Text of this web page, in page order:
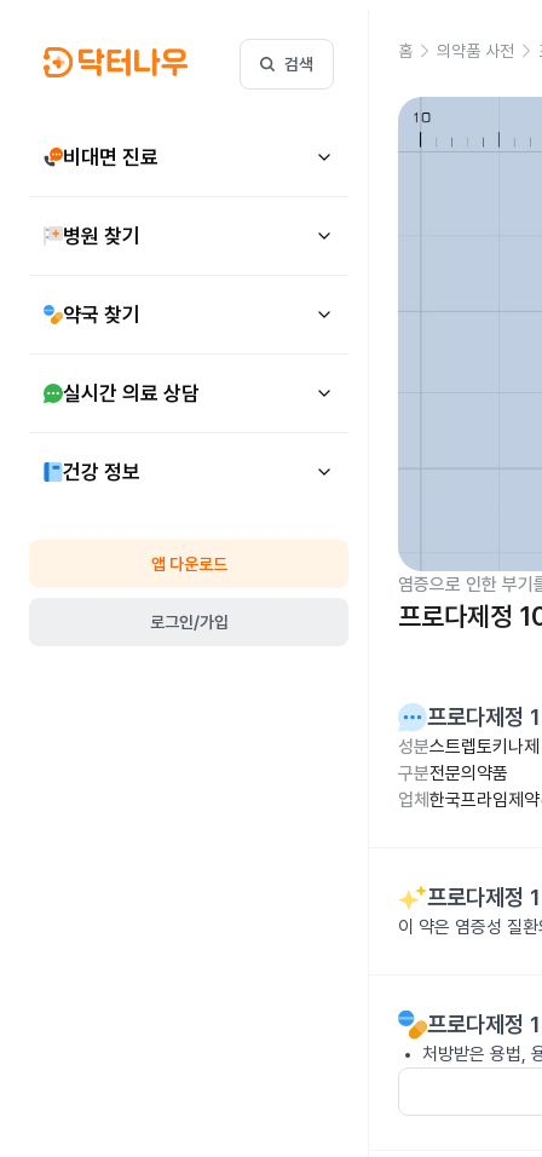
검색
비대면 진료
병원 찾기
약국 찾기
실시간 의료 상담
건강 정보
앱 다운로드
로그인/가입
홈 의약품 사전
염증으로 인한 부기
프로다제정
프로다제정
성분스트렙토키나
구분전문의약품
업체 한국프라임제
프로다제정
이 약은 염증성 질
프로다제정
처방받은 용법,